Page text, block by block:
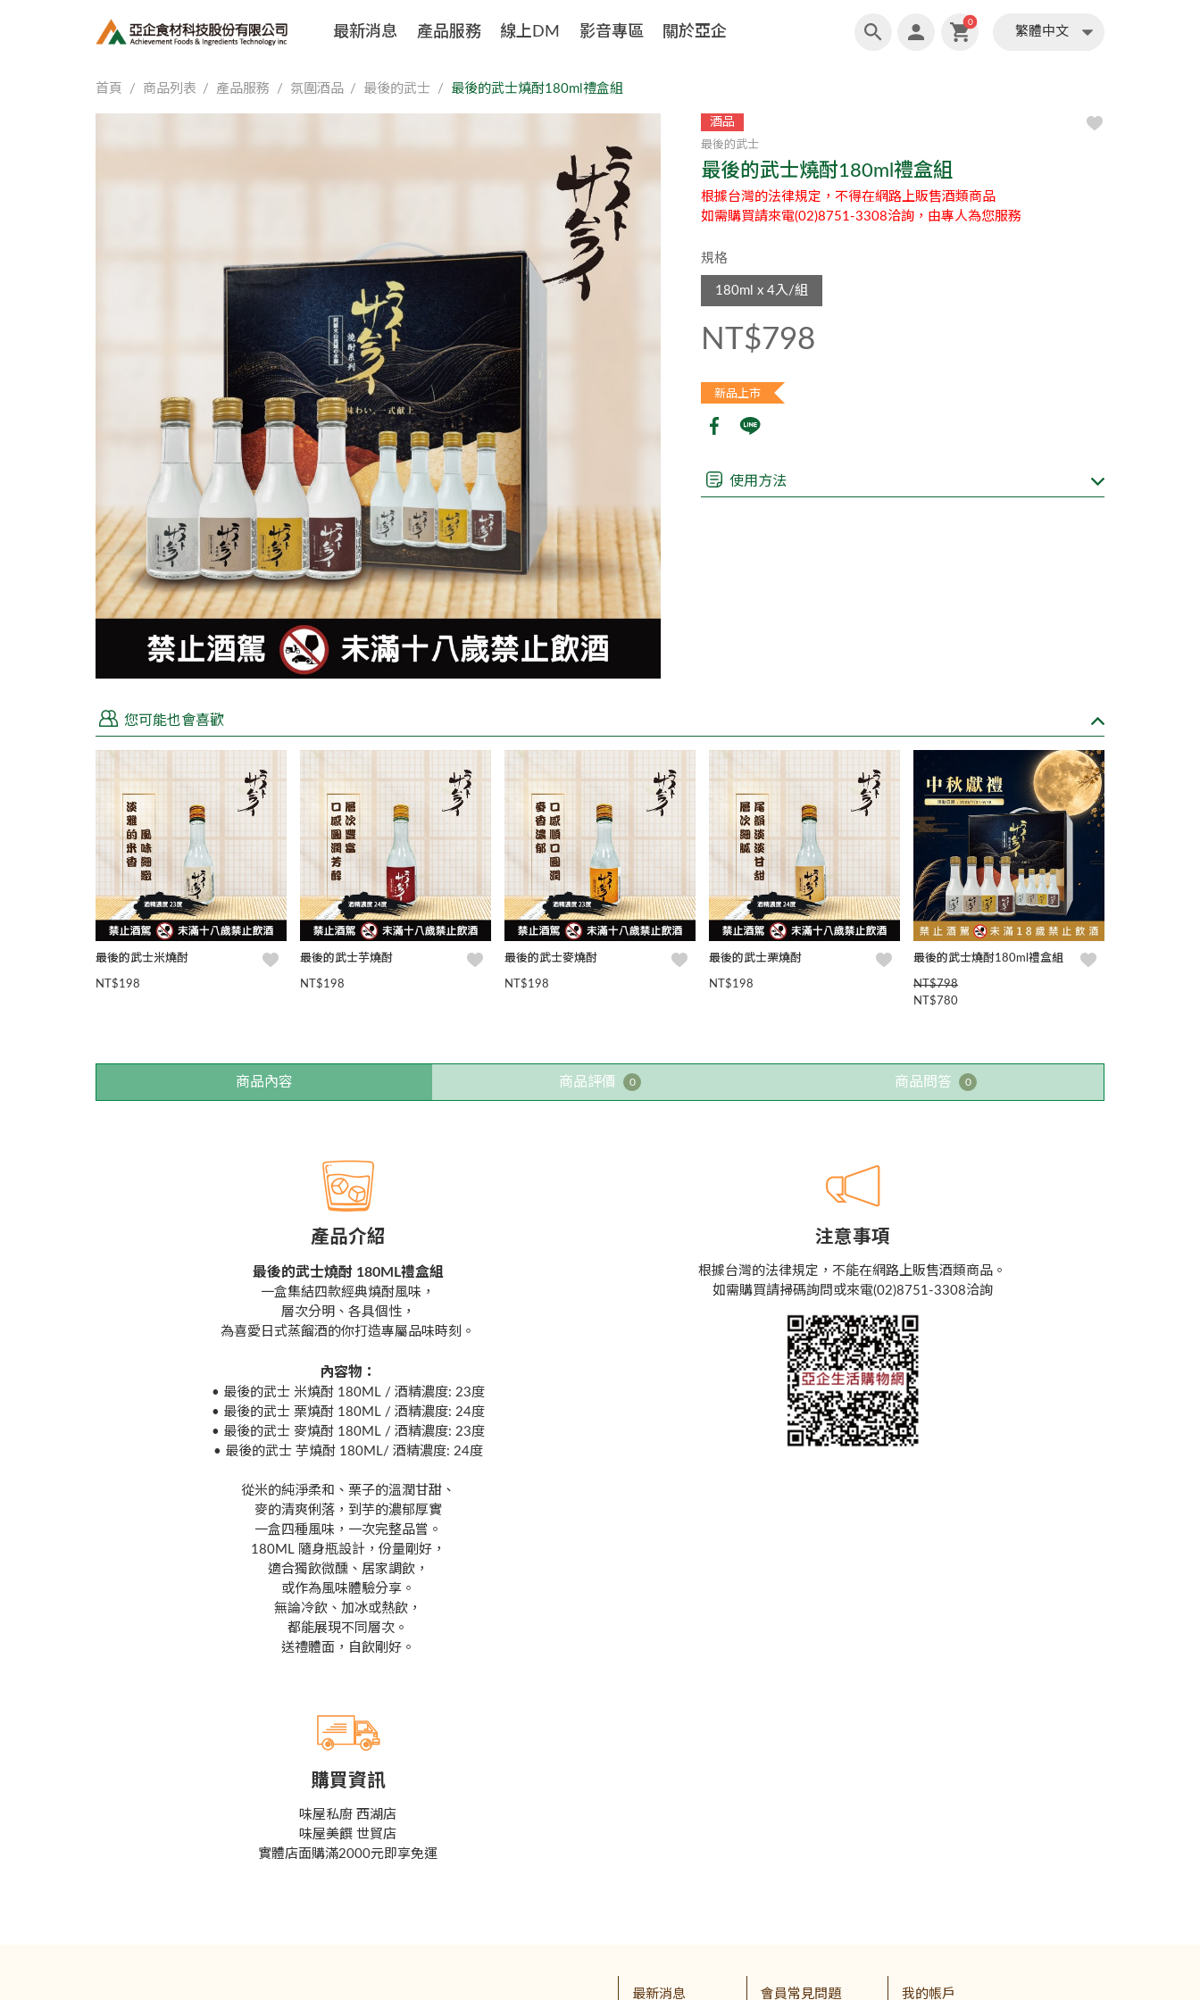
最新消息 產品服務 線上DM 影音專區 關於亞企
0
繁體中文
首頁 商品列表 產品服務 氛圍酒品 最後的武士 最後的武士燒酎180ml禮盒組
酒品
最後的武士
最後的武士燒酎180ml禮盒組
根據台灣的法律規定，不得在網路上販售酒類商品
如需購買請來電(02)8751-3308洽詢，由專人為您服務
規格
180ml x 4入/組
NT$798
新品上市
使用方法
您可能也會喜歡
最後的武士米燒酎
NT$198
最後的武士芋燒酎
NT$198
最後的武士麥燒酎
NT$198
最後的武士栗燒酎
NT$198
最後的武士燒酎180ml禮盒組
NT$798
NT$780
商品內容 商品評價 0 商品問答 0
產品介紹
最後的武士燒酎 180ML禮盒組
一盒集結四款經典燒酎風味，
層次分明、各具個性，
為喜愛日式蒸餾酒的你打造專屬品味時刻。
內容物：
• 最後的武士 米燒酎 180ML / 酒精濃度: 23度
• 最後的武士 栗燒酎 180ML / 酒精濃度: 24度
• 最後的武士 麥燒酎 180ML / 酒精濃度: 23度
• 最後的武士 芋燒酎 180ML/ 酒精濃度: 24度
從米的純淨柔和、栗子的溫潤甘甜、
麥的清爽俐落，到芋的濃郁厚實
一盒四種風味，一次完整品嘗。
180ML 隨身瓶設計，份量剛好，
適合獨飲微醺、居家調飲，
或作為風味體驗分享。
無論冷飲、加冰或熱飲，
都能展現不同層次。
送禮體面，自飲剛好。
注意事項
根據台灣的法律規定，不能在網路上販售酒類商品。
如需購買請掃碼詢問或來電(02)8751-3308洽詢
購買資訊
味屋私廚 西湖店
味屋美饌 世貿店
實體店面購滿2000元即享免運
最新消息 會員常見問題 我的帳戶